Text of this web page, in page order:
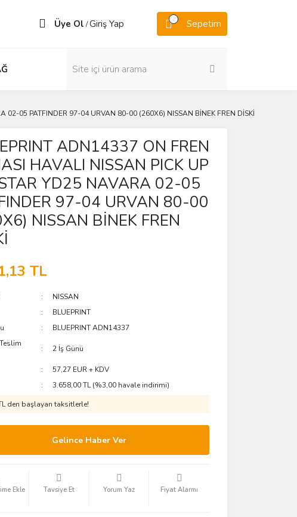
Üye Ol /Giriş Yap Sepetim
02-05 PATFINDER 97-04 URVAN 80-00 (260X6) NISSAN BİNEK FREN DİSKİ
ADN14337 ON FREN
HAVALI NISSAN PICK UP
YD25 NAVARA 02-05
97-04 URVAN 80-00
NISSAN BİNEK FREN
TL
NISSAN
BLUEPRINT
BLUEPRINT ADN14337
2 İş Günü
57,27 EUR + KDV
3.658,00 TL (%3,00 havale indirimi)
den başlayan taksitlerle!
Gelince Haber Ver
Tavsiye Et Yorum Yaz Fiyat Alarmı